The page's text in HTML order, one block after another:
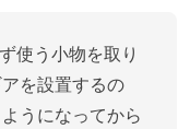
使う小物を取り
を設置するの
うになってから